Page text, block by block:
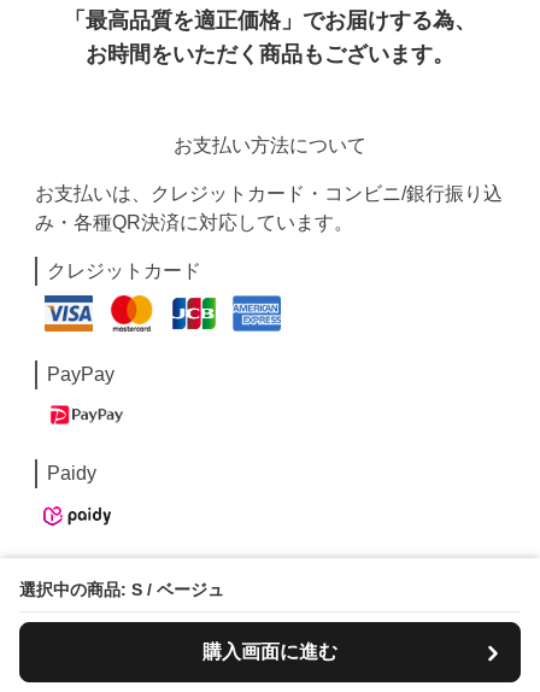
選択中の商品: S / ベージュ
購入画面に進む
「最高品質を適正価格」でお届けする為、
お時間をいただく商品もございます。
お支払い方法について
お支払いは、クレジットカード・コンビニ/銀行振り込
み・各種QR決済に対応しています。
クレジットカード
PayPay
Paidy
コンビニ/銀行振込